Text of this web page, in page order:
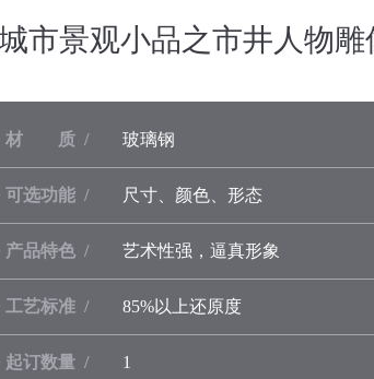
市景观小品之市井人物雕
材 质 / 玻璃钢
可选功能 / 尺寸、颜色、形态
产品特色 / 艺术性强，逼真形象
工艺标准 / 85%以上还原度
起订数量 / 1